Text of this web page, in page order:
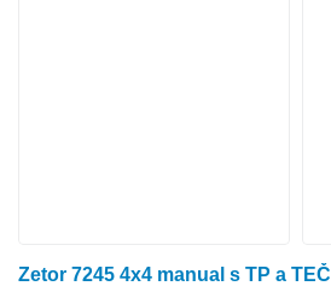
Zetor 7245 4x4 manual s TP a